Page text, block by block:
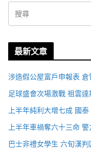
最新文章
涉造假公屋富戶申報表
足球盛會次場激戰 祖雲
上半年純利大增七成 國
上半年車禍奪六十三命
巴士非禮女學生 六旬漢判